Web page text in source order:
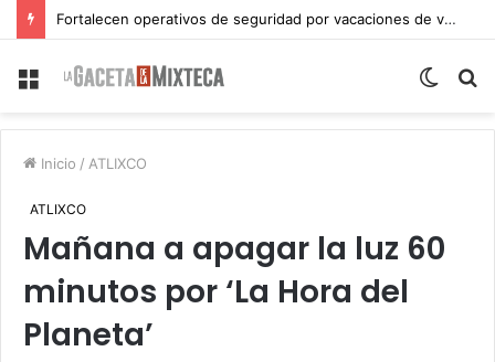
Fortalecen operativos de seguridad por vacaciones de verano en Atlixco
Menu
Switch
Inicio / ATLIXCO
ATLIXCO
Mañana a apagar la luz 60
minutos por ‘La Hora del
Planeta’